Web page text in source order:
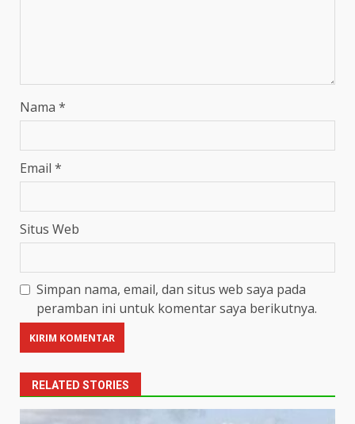
Nama *
Email *
Situs Web
Simpan nama, email, dan situs web saya pada
peramban ini untuk komentar saya berikutnya.
RELATED STORIES